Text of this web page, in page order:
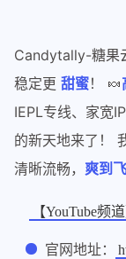
Candytally-糖果
稳定更 甜蜜！ 🍬
IEPL专线、家宽
的新天地来了！
清晰流畅， 爽到
【YouTube频
官网地址：